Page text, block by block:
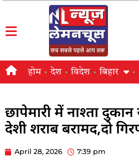
होम देश विदेश बिहार
छापेमारी में नाश्ता
देशी शराब बरामद,दो
April 28, 2026 7:39 pm